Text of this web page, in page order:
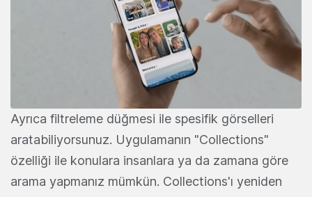
Ayrıca filtreleme düğmesi ile spesifik görselleri
aratabiliyorsunuz. Uygulamanın "Collections"
özelliği ile konulara insanlara ya da zamana göre
arama yapmanız mümkün. Collections'ı yeniden